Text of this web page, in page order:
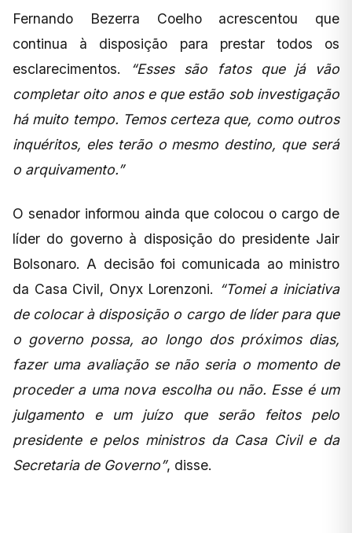
Fernando Bezerra Coelho acrescentou que
continua à disposição para prestar todos os
esclarecimentos.
“Esses são fatos que já vão
completar oito anos e que estão sob investigação
há muito tempo. Temos certeza que, como outros
inquéritos, eles terão o mesmo destino, que será
o arquivamento.”
O senador informou ainda que colocou o cargo de
líder do governo à disposição do presidente Jair
Bolsonaro. A decisão foi comunicada ao ministro
da Casa Civil, Onyx Lorenzoni. “Tomei a iniciativa
de colocar à disposição o cargo de líder para que
o governo possa, ao longo dos próximos dias,
fazer uma avaliação se não seria o momento de
proceder a uma nova escolha ou não. Esse é um
julgamento e um juízo que serão feitos pelo
presidente e pelos ministros da Casa Civil e da
Secretaria de Governo”, disse.